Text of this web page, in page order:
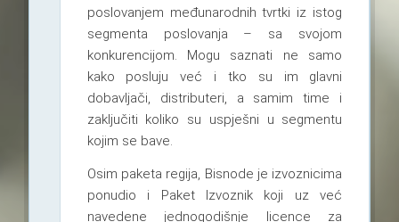
poslovanjem međunarodnih tvrtki iz istog
segmenta poslovanja – sa svojom
konkurencijom. Mogu saznati ne samo
kako posluju već i tko su im glavni
dobavljači, distributeri, a samim time i
zaključiti koliko su uspješni u segmentu
kojim se bave.
Osim paketa regija, Bisnode je izvoznicima
ponudio i Paket Izvoznik koji uz već
navedene jednogodišnje licence za